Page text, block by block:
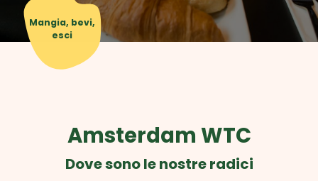
Mangia, bevi,
esci
Amsterdam WTC
Dove sono le nostre radici